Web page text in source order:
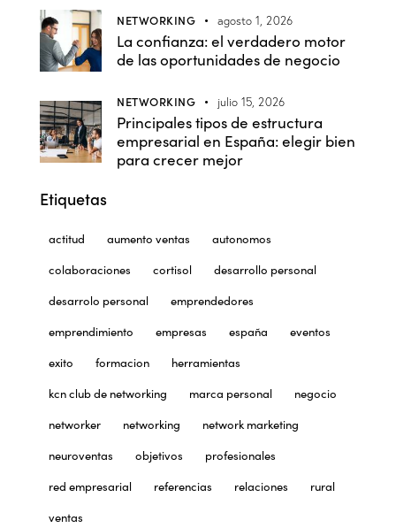
NETWORKING agosto 1, 2026
La confianza: el verdadero motor
de las oportunidades de negocio
NETWORKING julio 15, 2026
Principales tipos de estructura
empresarial en España: elegir bien
para crecer mejor
Etiquetas
actitud aumento ventas
autonomos
colaboraciones
cortisol
desarrollo personal
desarrolo personal
emprendedores
emprendimiento
empresas españa
eventos
exito
formacion
herramientas
kcn club de networking
marca personal
negocio
networker
networking
network marketing
neuroventas
objetivos
profesionales
red empresarial
referencias relaciones
rural
ventas